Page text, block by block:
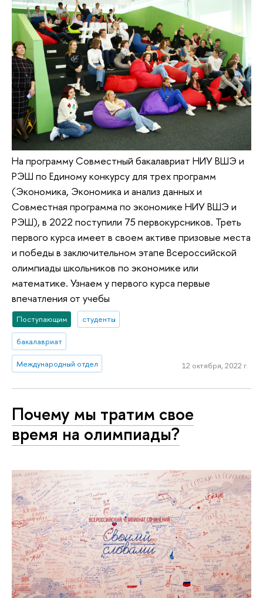
На программу Совместный бакалавриат НИУ ВШЭ и
РЭШ по Единому конкурсу для трех программ
(Экономика, Экономика и анализ данных и
Совместная программа по экономике НИУ ВШЭ и
РЭШ), в 2022 поступили 75 первокурсников. Треть
первого курса имеет в своем активе призовые места
и победы в заключительном этапе Всероссийской
олимпиады школьников по экономике или
математике. Узнаем у первого курса первые
впечатления от учебы
Поступающим студенты
бакалавриат
Международный отдел 12 октября, 2022 г.
Почему мы тратим свое
время на олимпиады?